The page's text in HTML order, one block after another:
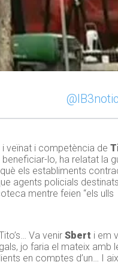
veïnat i competència de
lo, ha relatat la
els establiments
agents policials
mentre feien “els ulls
Va venir Sbert i em
jo faria el mateix amb
en comptes d’un… I